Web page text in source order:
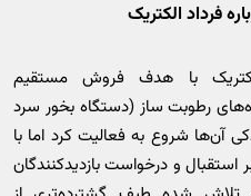
فرداد الکتریک
با هدف فروش مستقیم
رطوبت ساز (دستگاه بخور سرد
آن‌ها شروع به فعالیت کرد اما با
استقبال و درخواست بازدیدکنندگان